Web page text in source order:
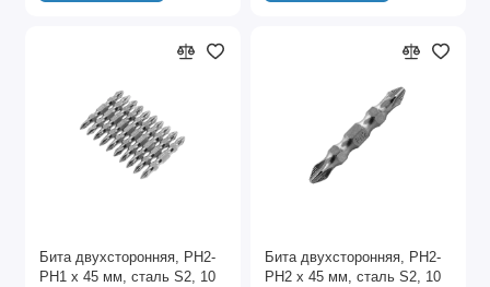
Бита двухсторонняя, PH2-
PH1 х 45 мм, сталь S2, 10
Бита двухсторонняя, PH2-
PH2 х 45 мм, сталь S2, 10